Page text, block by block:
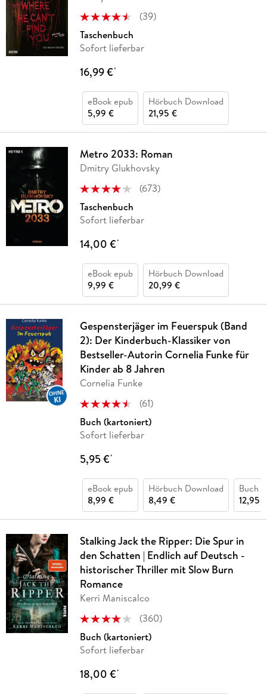
(39)
Taschenbuch
Sofort lieferbar
16,99 €*
eBook epub
5,99 €
Hörbuch Download
21,95 €
Metro 2033: Roman
Dmitry Glukhovsky
(673)
Taschenbuch
Sofort lieferbar
14,00 €*
eBook epub
9,99 €
Hörbuch Download
20,99 €
Gespensterjäger im Feuerspuk (Band
2): Der Kinderbuch-Klassiker von
Bestseller-Autorin Cornelia Funke für
Kinder ab 8 Jahren
Cornelia Funke
(61)
Buch (kartoniert)
Sofort lieferbar
5,95 €*
eBook epub
8,99 €
Hörbuch Download
8,49 €
Buch
12,95 €
Stalking Jack the Ripper: Die Spur in
den Schatten | Endlich auf Deutsch -
historischer Thriller mit Slow Burn
Romance
Kerri Maniscalco
(360)
Buch (kartoniert)
Sofort lieferbar
18,00 €*